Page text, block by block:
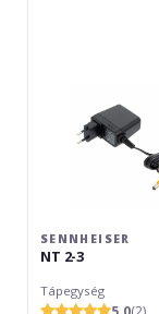
SENNHEISER
NT 2-3
Tápegység